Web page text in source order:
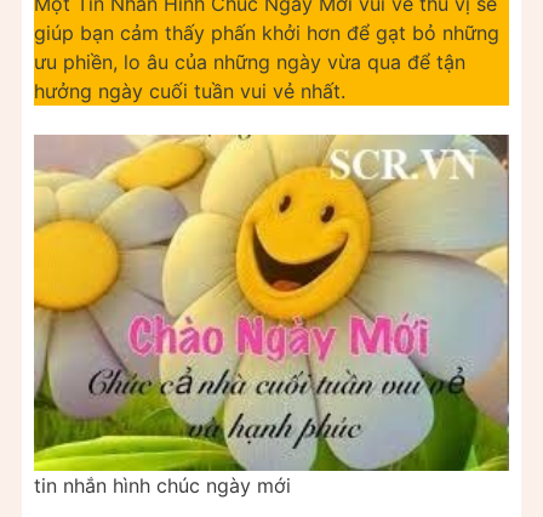
giúp bạn cảm thấy phấn khởi hơn để gạt bỏ những
ưu phiền, lo âu của những ngày vừa qua để tận
hưởng ngày cuối tuần vui vẻ nhất.
tin nhắn hình chúc ngày mới